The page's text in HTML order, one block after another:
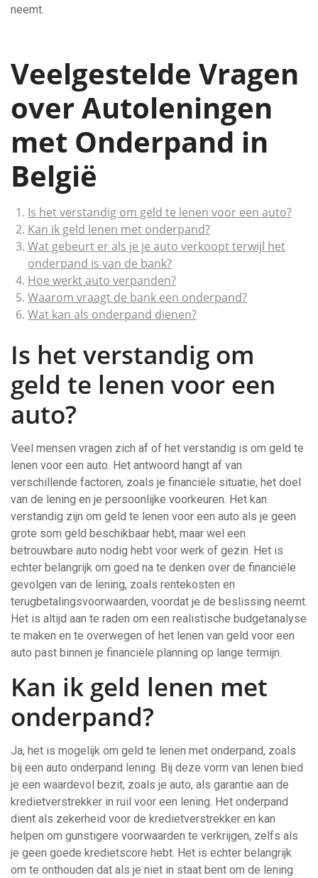
neemt.
Veelgestelde Vragen
over Autoleningen
met Onderpand in
België
Is het verstandig om geld te lenen voor een auto?
Kan ik geld lenen met onderpand?
Wat gebeurt er als je je auto verkoopt terwijl het
onderpand is van de bank?
Hoe werkt auto verpanden?
Waarom vraagt de bank een onderpand?
Wat kan als onderpand dienen?
Is het verstandig om
geld te lenen voor een
auto?
Veel mensen vragen zich af of het verstandig is om geld te
lenen voor een auto. Het antwoord hangt af van
verschillende factoren, zoals je financiële situatie, het doel
van de lening en je persoonlijke voorkeuren. Het kan
verstandig zijn om geld te lenen voor een auto als je geen
grote som geld beschikbaar hebt, maar wel een
betrouwbare auto nodig hebt voor werk of gezin. Het is
echter belangrijk om goed na te denken over de financiële
gevolgen van de lening, zoals rentekosten en
terugbetalingsvoorwaarden, voordat je de beslissing neemt.
Het is altijd aan te raden om een realistische budgetanalyse
te maken en te overwegen of het lenen van geld voor een
auto past binnen je financiële planning op lange termijn.
Kan ik geld lenen met
onderpand?
Ja, het is mogelijk om geld te lenen met onderpand, zoals
bij een auto onderpand lening. Bij deze vorm van lenen bied
je een waardevol bezit, zoals je auto, als garantie aan de
kredietverstrekker in ruil voor een lening. Het onderpand
dient als zekerheid voor de kredietverstrekker en kan
helpen om gunstigere voorwaarden te verkrijgen, zelfs als
je geen goede kredietscore hebt. Het is echter belangrijk
om te onthouden dat als je niet in staat bent om de lening